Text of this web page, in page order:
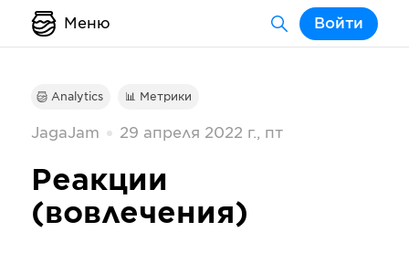
Меню Войти
Analytics 📊 Метрики
JagaJam 29 апреля 2022 г., пт
Реакции
(вовлечения)